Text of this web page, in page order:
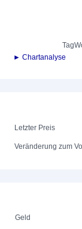
Tag
► Chartanalyse
Letzter Preis
Veränderung zum
Geld